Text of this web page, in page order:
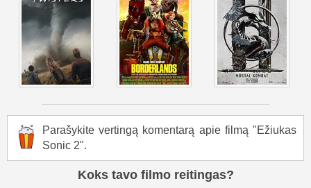
Parašykite vertingą komentarą apie filmą "Ežiukas
Sonic 2".